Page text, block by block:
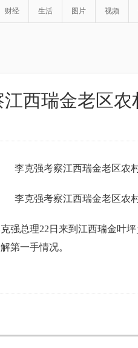
财经 生活 图片 视频
西瑞金老区农
强总理22日来到江西瑞金叶
第一手情况。